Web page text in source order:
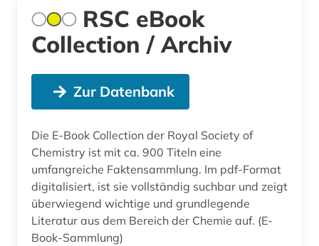
RSC eBook
Collection / Archiv
Zur Datenbank
Die E-Book Collection der Royal Society of
Chemistry ist mit ca. 900 Titeln eine
umfangreiche Faktensammlung. Im pdf-Format
digitalisiert, ist sie vollständig suchbar und zeigt
überwiegend wichtige und grundlegende
Literatur aus dem Bereich der Chemie auf. (E-
Book-Sammlung)